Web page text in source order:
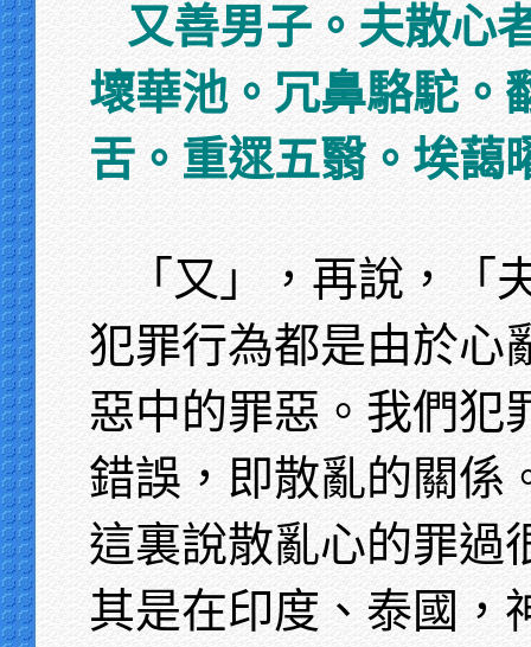
又善男子。夫散心
壞華池。冗鼻駱駝。
舌。重遝五翳。埃藹
「又」，再說，「
犯罪行為都是由於心
惡中的罪惡。我們犯
錯誤，即散亂的關係
這裏說散亂心的罪過
其是在印度、泰國，